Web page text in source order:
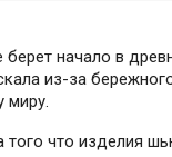
начало в
из-за
миру.
что изделия